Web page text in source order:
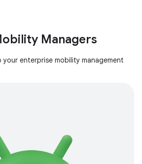
Managers
enterprise mobility management